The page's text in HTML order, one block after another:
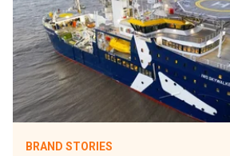
BRAND STORIES